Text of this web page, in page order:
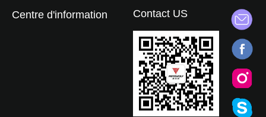
Centre d'information Contact US